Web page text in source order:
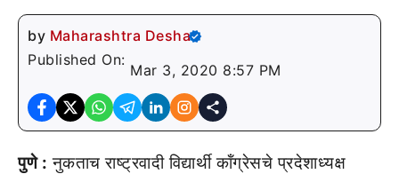
by Maharashtra Desha
Published On:
Mar 3, 2020 8:57 PM
पुणे : नुकताच राष्ट्रवादी विद्यार्थी कॉंग्रेसचे प्रदेशाध्यक्ष